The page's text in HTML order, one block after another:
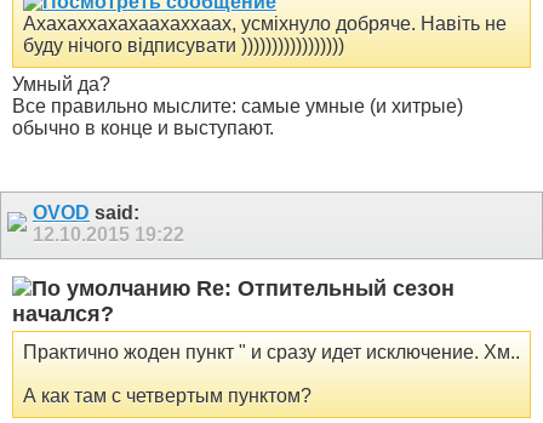
Ахахаххахахаахаххаах, усміхнуло добряче. Навіть не
буду нічого відписувати )))))))))))))))))
Умный да?
Все правильно мыслите: самые умные (и хитрые)
обычно в конце и выступают.
OVOD said:
12.10.2015 19:22
Re: Отпительный сезон
начался?
Практично жоден пункт " и сразу идет исключение. Хм..
А как там с четвертым пунктом?